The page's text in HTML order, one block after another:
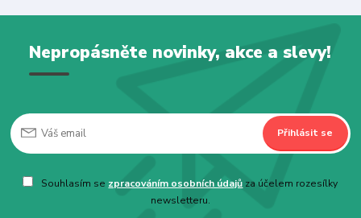
Nepropásněte novinky, akce a slevy!
Přihlásit se
Souhlasím se zpracováním osobních údajů za účelem rozesílky
newsletteru.